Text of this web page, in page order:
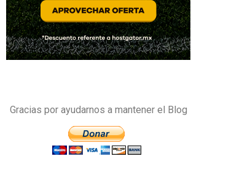
Gracias por ayudarnos a mantener el Blog